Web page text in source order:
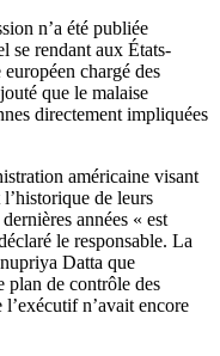
n’a été publiée
se rendant aux États-
chargé des
que le malaise
directement impliquées
américaine visant
de leurs
années « est
le responsable. La
Datta que
plan de contrôle des
n’avait encore